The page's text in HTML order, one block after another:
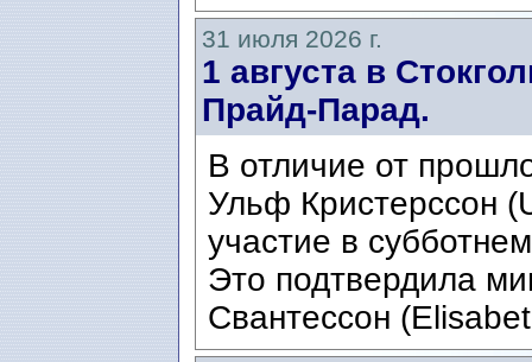
31 июля 2026 г.
1 августа в
Прайд-Парад.
В отличие от
Ульф Кристерссон
участие в
Это подтвердила
Свантессон